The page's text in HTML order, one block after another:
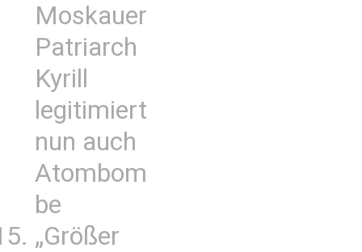
Moskauer
Patriarch
Kyrill
legitimiert
nun auch
Atombom
be
„Größer